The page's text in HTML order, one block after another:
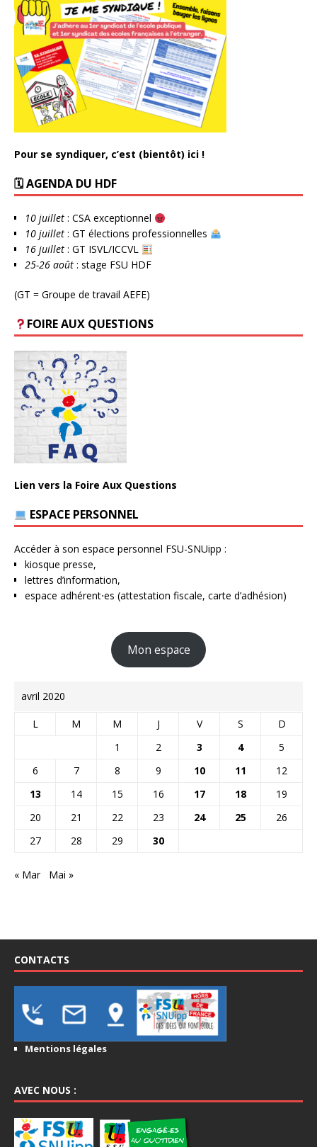
Pour se syndiquer, c’est (bientôt) ici !
🗓 AGENDA DU HDF
10 juillet : CSA exceptionnel
10 juillet : GT élections professionnelles
16 juillet : GT ISVL/ICCVL
25-26 août : stage FSU HDF
(GT = Groupe de travail AEFE)
FOIRE AUX QUESTIONS
Lien vers la Foire Aux Questions
ESPACE PERSONNEL
Accéder à son espace personnel FSU-SNUipp :
kiosque presse,
lettres d’information,
espace adhérent⋅es (attestation fiscale, carte d’adhésion)
Mon espace
avril 2020
L M M J V S
D
1
2 3 4
5
6
7 8 9 10 11
12
13
14 15 16 17 18
19
20
21 22 23 24 25
26
27
28 29 30
« Mar Mai »
CONTACTS
Mentions légales
AVEC NOUS :